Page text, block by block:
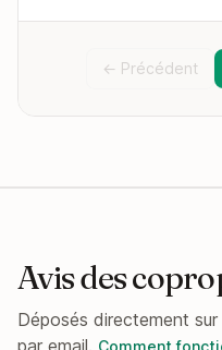
← Précédent
Avis des
Déposés directement
par email. Comment